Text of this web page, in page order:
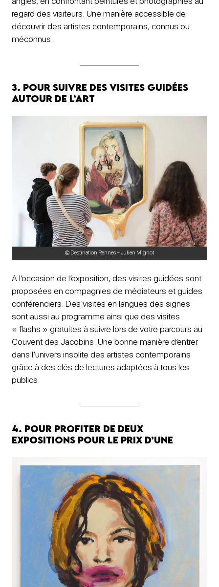
regard des visiteurs. Une manière accessible de
découvrir des artistes contemporains, connus ou
méconnus.
3. Pour suivre des visites guidées
autour de l’art
© Destination Rennes – Julien Mignot
A l’occasion de l’exposition, des visites guidées sont
proposées en compagnies de médiateurs et guides
conférenciers. Des visites en langues des signes
sont aussi au programme ainsi que des visites
« flashs » gratuites à suivre lors de votre parcours au
Couvent des Jacobins. Une bonne manière d’entrer
dans l’univers insolite des artistes contemporains
grâce à des clés de lectures adaptées à tous les
publics.
4. Pour profiter de deux
expositions pour le prix d’une